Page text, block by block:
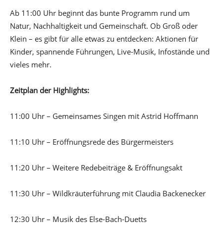
Ab 11:00 Uhr beginnt das bunte Programm rund um
Natur, Nachhaltigkeit und Gemeinschaft. Ob Groß oder
Klein – es gibt für alle etwas zu entdecken: Aktionen für
Kinder, spannende Führungen, Live-Musik, Infostände und
vieles mehr.
Zeitplan der Highlights:
11:00 Uhr – Gemeinsames Singen mit Astrid Hoffmann
11:10 Uhr – Eröffnungsrede des Bürgermeisters
11:20 Uhr – Weitere Redebeiträge & Eröffnungsakt
11:30 Uhr – Wildkräuterführung mit Claudia Backenecker
12:30 Uhr – Musik des Else-Bach-Duetts